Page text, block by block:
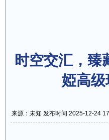
时空交汇，
婭高
来源：未知 发布时间 2025-12-24